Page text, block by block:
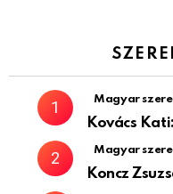
Magyar
Kovács
Magyar
Koncz